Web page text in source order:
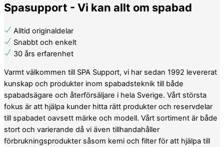
Spasupport - Vi kan allt om spabad
Alltid originaldelar
Snabbt och enkelt
30 års erfarenhet
Varmt välkommen till SPA Support, vi har sedan 1992 levererat
kunskap och produkter inom spabadsteknik till både
spabadsägare och återförsäljare i hela Sverige. Vårt största
fokus är att hjälpa kunder hitta rätt produkter och reservdelar
till spabadet oavsett märke och modell. Vårt sortiment är både
stort och varierande då vi även tillhandahåller
förbrukningsprodukter såsom kemi och filter för att hjälpa till